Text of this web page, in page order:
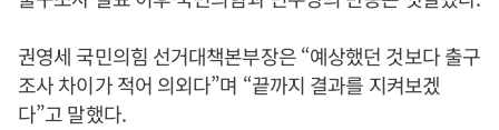
권영세 국민의힘 선거대책본부장은 “예상했던 것보다 출구
조사 차이가 적어 의외다”며 “끝까지 결과를 지켜보겠
다”고 말했다.